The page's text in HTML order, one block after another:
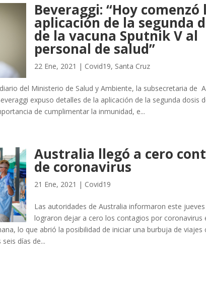
Beveraggi: “Hoy comenzó
aplicación de la segunda
de la vacuna Sputnik V al
personal de salud”
22 Ene, 2021 | Covid19, Santa Cruz
del Ministerio de Salud y Ambiente, la subsecretaria de
expuso detalles de la aplicación de la segunda dosis
de cumplimentar la inmunidad, e...
Australia llegó a cero
de coronavirus
21 Ene, 2021 | Covid19
Las autoridades de Australia informaron este
lograron dejar a cero los contagios por coronavirus
lo que abrió la posibilidad de iniciar una burbuja de viajes
días de...